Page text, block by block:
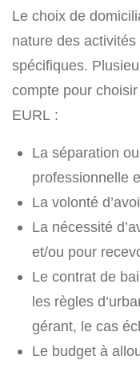
Le choix de
nature des
spécifiques.
compte pour
EURL :
La séparation
professionnelle
La volonté
La nécessité
et/ou pour
Le contrat de
les règles
gérant, le cas
Le budget à